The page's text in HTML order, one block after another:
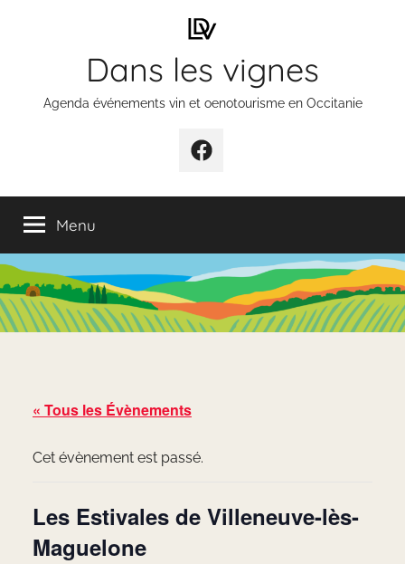
Dans les vignes
Agenda événements vin et oenotourisme en Occitanie
Élément
menu
Menu
« Tous les Évènements
Cet évènement est passé.
Les Estivales de Villeneuve-lès-
Maguelone